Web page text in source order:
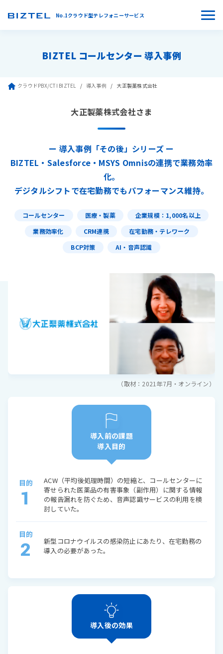
No.1クラウド型テレフォニーサービス
BIZTEL コールセンター 導入事例
クラウドPBX/CTI BIZTEL 導入事例 大正製薬株式会社
大正製薬株式会社さま
ー 導入事例「その後」シリーズ ー
BIZTEL・Salesforce・MSYS Omnisの連携で業務効率
化。
デジタルシフトで在宅勤務でもパフォーマンス維持。
コールセンター 医療・製薬
企業規模：1,000名以上
業務効率化
CRM連携
在宅勤務・テレワーク
BCP対策
AI・音声認識
（取材：2021年7月・オンライン）
導入前の課題
導入目的
目的
1
ACW（平均後処理時間）の短縮と、コールセンターに
寄せられた医薬品の有害事象（副作用）に関する情報
の報告漏れを防ぐため、音声認識サービスの利用を検
討していた。
目的
2
新型コロナウイルスの感染防止にあたり、在宅勤務の
導入の必要があった。
導入後の効果